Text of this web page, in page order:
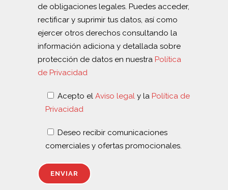
de obligaciones legales. Puedes acceder,
rectificar y suprimir tus datos, así como
ejercer otros derechos consultando la
información adiciona y detallada sobre
protección de datos en nuestra Política
de Privacidad
Acepto el Aviso legal y la Política de
Privacidad
Deseo recibir comunicaciones
comerciales y ofertas promocionales.